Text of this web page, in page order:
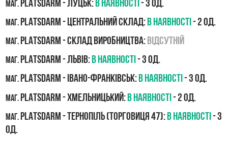
маг.PLATSDARM - Луцьк:В наявності- 3 од.
маг.PLATSDARM - Центральний склад:В наявності- 2 од.
маг.PLATSDARM - Склад виробництва:Відсутній
маг.PLATSDARM - Львів:В наявності- 3 од.
маг.PLATSDARM - Івано-Франківськ:В наявності- 3 од.
маг.PLATSDARM - Хмельницький:В наявності- 2 од.
маг.PLATSDARM - Тернопіль (Торговиця 47):В наявності- 3
од.